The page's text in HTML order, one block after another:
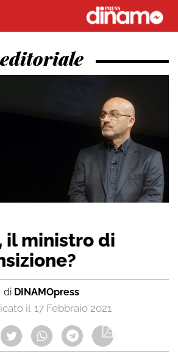
editoriale
il ministro di
di DINAMOpress
17 Febbraio 2021